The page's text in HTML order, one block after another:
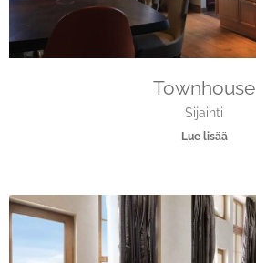
Townhouse
Sijainti
Lue lisää